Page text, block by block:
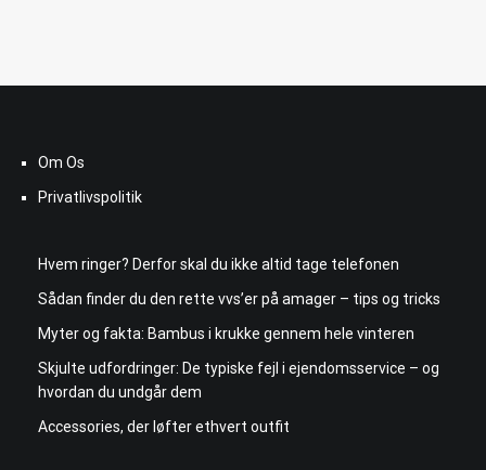
Om Os
Privatlivspolitik
Hvem ringer? Derfor skal du ikke altid tage telefonen
Sådan finder du den rette vvs’er på amager – tips og tricks
Myter og fakta: Bambus i krukke gennem hele vinteren
Skjulte udfordringer: De typiske fejl i ejendomsservice – og
hvordan du undgår dem
Accessories, der løfter ethvert outfit